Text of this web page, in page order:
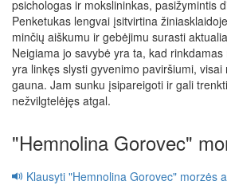
psichologas ir mokslininkas, pasižymintis
Penketukas lengvai įsitvirtina
minčių aiškumu ir gebėjimu surasti
Neigiama jo savybė yra ta, kad
yra linkęs slysti gyvenimo paviršiumi,
gauna. Jam sunku įsipareigoti ir gali
nežvilgtelėjęs atgal.
"Hemnolina Gorovec"
Klausyti "Hemnolina Gorovec" morzės